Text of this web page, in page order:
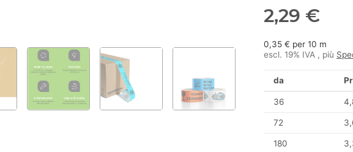
2,29 €
0,35 € per 10 m
escl. 19% IVA , più
da
36
72
180